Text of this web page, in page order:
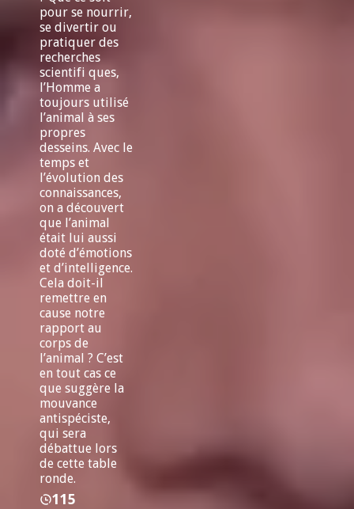
pour se nourrir,
se divertir ou
pratiquer des
recherches
scientifi ques,
l’Homme a
toujours utilisé
l’animal à ses
propres
desseins. Avec le
temps et
l’évolution des
connaissances,
on a découvert
que l’animal
était lui aussi
doté d’émotions
et d’intelligence.
Cela doit-il
remettre en
cause notre
rapport au
corps de
l’animal ? C’est
en tout cas ce
que suggère la
mouvance
antispéciste,
qui sera
débattue lors
de cette table
ronde.
115